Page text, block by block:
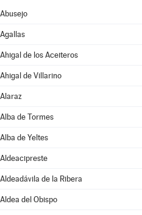
Abusejo
Agallas
Ahigal de los Aceiteros
Ahigal de Villarino
Alaraz
Alba de Tormes
Alba de Yeltes
Aldeacipreste
Aldeadávila de la Ribera
Aldea del Obispo